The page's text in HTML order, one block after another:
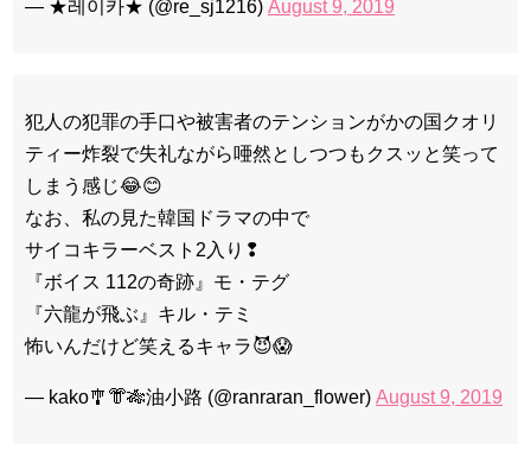
— ★레이카★ (@re_sj1216) August 9, 2019
犯人の犯罪の手口や被害者のテンションがかの国クオリ
ティー炸裂で失礼ながら唖然としつつもクスッと笑って
しまう感じ😂😊
なお、私の見た韓国ドラマの中で
サイコキラーベスト2入り❢
『ボイス 112の奇跡』モ・テグ
『六龍が飛ぶ』キル・テミ
怖いんだけど笑えるキャラ😈😱
— kako🎐👘🎋油小路 (@ranraran_flower) August 9, 2019